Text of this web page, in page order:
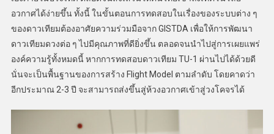
อวกาศได้ง่ายขึ้น ทั้งนี้ ในขั้นตอนการทดสอบในเรื่องของระบบต่าง ๆ
ของดาวเทียมต้องอาศัยความร่วมมือจาก GISTDA เพื่อให้การพัฒนา
ดาวเทียมดวงต่อ ๆ ไปมีคุณภาพที่ดียิ่งขึ้น ตลอดจนนำไปสู่การเผยแพร่
องค์ความรู้ทั้งหมดนี้ หากการทดสอบดาวเทียม TU-1 ผ่านไปได้ด้วยดี
นั่นจะเป็นพื้นฐานของการสร้าง Flight Model ตามลำดับ โดยคาดว่า
อีกประมาณ 2-3 ปี จะสามารถส่งขึ้นสู่ห้วงอวกาศเข้าสู่วงโคจรได้